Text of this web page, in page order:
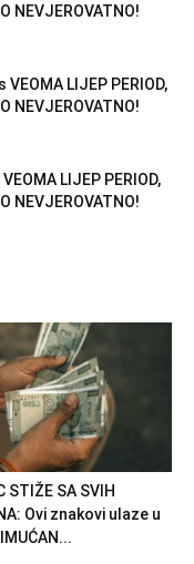
NEVJEROVATNO!
LIJEP PERIOD,
NEVJEROVATNO!
LIJEP PERIOD,
NEVJEROVATNO!
STIŽE SA SVIH
Ovi znakovi ulaze u